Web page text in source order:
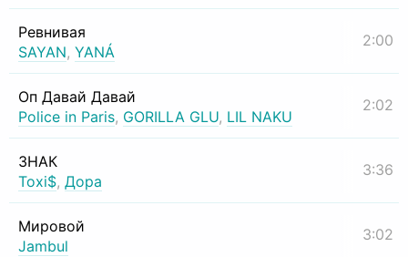
Ревнивая
SAYAN, YANÁ
2:00
Оп Давай Давай
Police in Paris, GORILLA GLU, LIL NAKU
2:02
ЗНАК
Toxi$, Дора
3:36
Мировой
Jambul
3:02